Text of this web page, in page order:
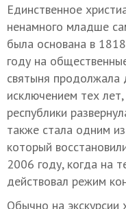
Единственное
ненамного младше
была основана в
году на
святыня продолжала
исключением тех
республики
также стала одним
который
2006 году, когда на
действовал режим
Обычно на экскурсии